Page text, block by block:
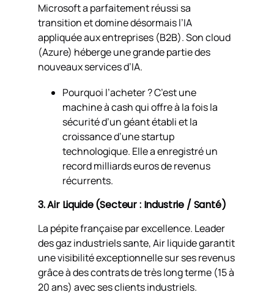
Microsoft a parfaitement réussi sa
transition et domine désormais l’IA
appliquée aux entreprises (B2B). Son cloud
(Azure) héberge une grande partie des
nouveaux services d’IA.
Pourquoi l’acheter ? C’est une
machine à cash qui offre à la fois la
sécurité d’un géant établi et la
croissance d’une startup
technologique. Elle a enregistré un
record milliards euros de revenus
récurrents.
3. Air Liquide (Secteur : Industrie / Santé)
La pépite française par excellence. Leader
des gaz industriels sante, Air liquide garantit
une visibilité exceptionnelle sur ses revenus
grâce à des contrats de très long terme (15 à
20 ans) avec ses clients industriels.